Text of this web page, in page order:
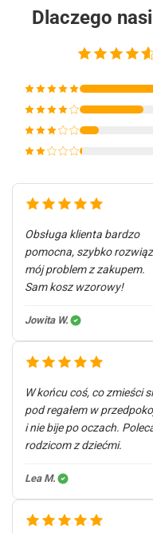
Dlaczego
Obsługa klienta bardzo
pomocna, szybko
mój problem z zakupem.
Sam kosz wzorowy!
Jowita W.
W końcu coś, co zmieści
pod regałem w
i nie bije po oczach.
rodzicom z dziećmi.
Lea M.